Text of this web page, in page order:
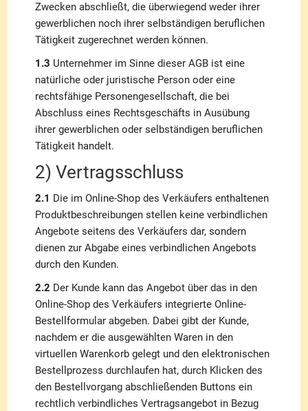
Zwecken abschließt, die überwiegend weder ihrer
gewerblichen noch ihrer selbständigen beruflichen
Tätigkeit zugerechnet werden können.
1.3 Unternehmer im Sinne dieser AGB ist eine
natürliche oder juristische Person oder eine
rechtsfähige Personengesellschaft, die bei
Abschluss eines Rechtsgeschäfts in Ausübung
ihrer gewerblichen oder selbständigen beruflichen
Tätigkeit handelt.
2) Vertragsschluss
2.1 Die im Online-Shop des Verkäufers enthaltenen
Produktbeschreibungen stellen keine verbindlichen
Angebote seitens des Verkäufers dar, sondern
dienen zur Abgabe eines verbindlichen Angebots
durch den Kunden.
2.2 Der Kunde kann das Angebot über das in den
Online-Shop des Verkäufers integrierte Online-
Bestellformular abgeben. Dabei gibt der Kunde,
nachdem er die ausgewählten Waren in den
virtuellen Warenkorb gelegt und den elektronischen
Bestellprozess durchlaufen hat, durch Klicken des
den Bestellvorgang abschließenden Buttons ein
rechtlich verbindliches Vertragsangebot in Bezug